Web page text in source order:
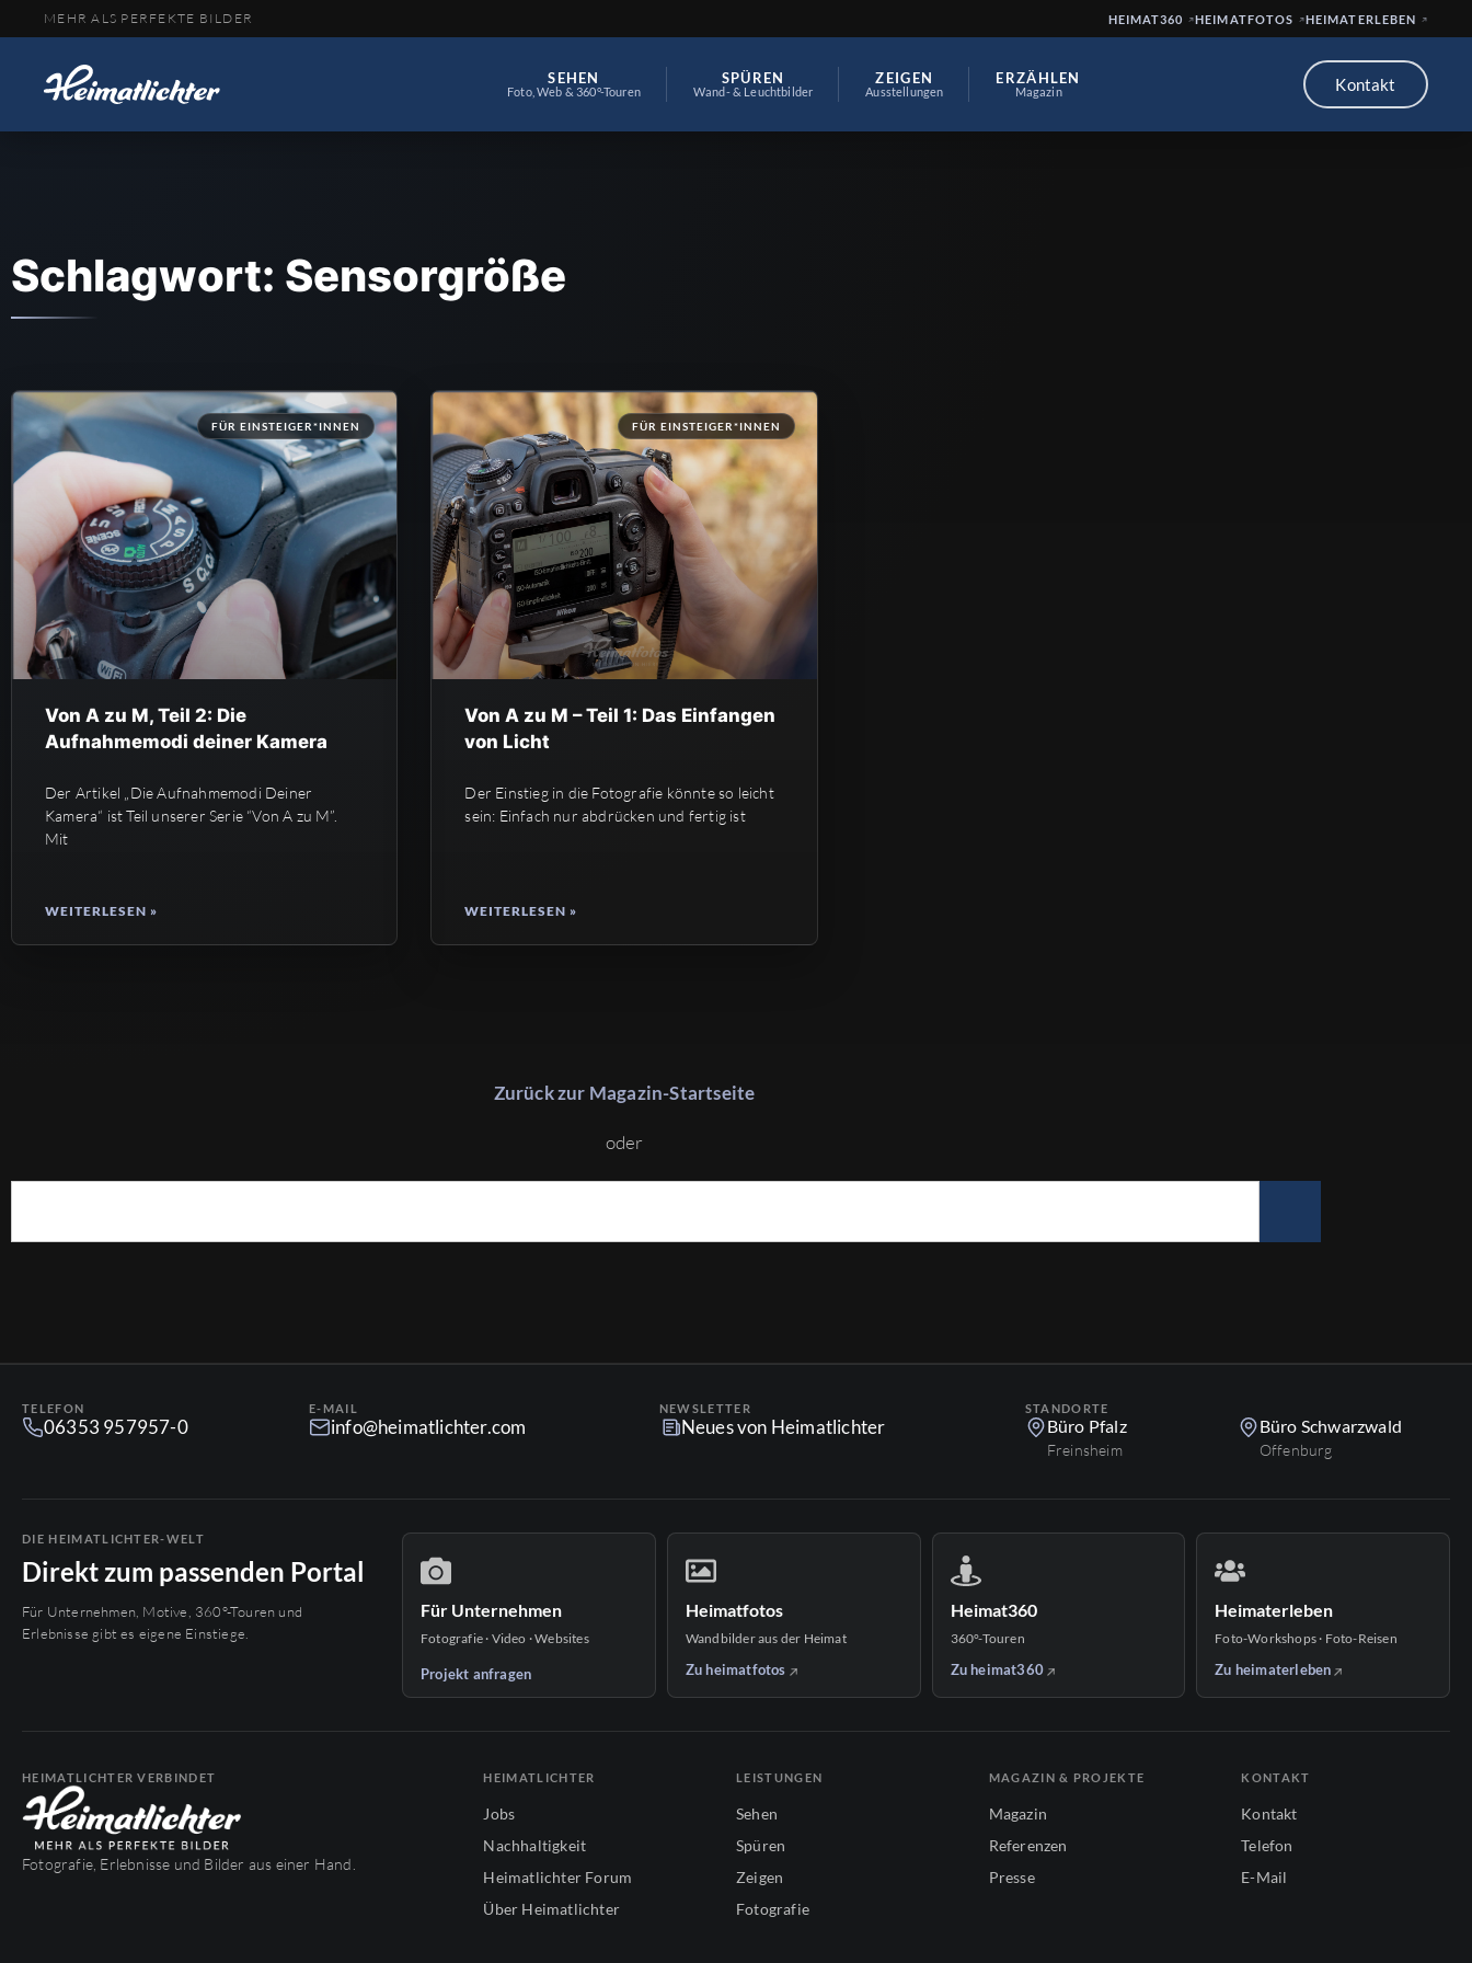
MEHR ALS PERFEKTE BILDER HEIMAT360 HEIMATFOTOS HEIMATERLEBEN
SEHEN
Foto, Web & 360°-Touren
SPÜREN
Wand- & Leuchtbilder
ZEIGEN
Ausstellungen
ERZÄHLEN
Magazin Kontakt
Schlagwort: Sensorgröße
FÜR EINSTEIGER*INNEN
Von A zu M, Teil 2: Die
Aufnahmemodi deiner Kamera
Der Artikel „Die Aufnahmemodi Deiner
Kamera“ ist Teil unserer Serie “Von A zu M”.
Mit
WEITERLESEN »
FÜR EINSTEIGER*INNEN
Von A zu M – Teil 1: Das Einfangen
von Licht
Der Einstieg in die Fotografie könnte so leicht
sein: Einfach nur abdrücken und fertig ist
WEITERLESEN »
Zurück zur Magazin-Startseite
oder
TELEFON
06353 957957-0
E-MAIL
info@heimatlichter.com
NEWSLETTER
Neues von Heimatlichter
STANDORTE
Büro Pfalz
Freinsheim
Büro Schwarzwald
Offenburg
DIE HEIMATLICHTER-WELT
Direkt zum passenden Portal
Für Unternehmen, Motive, 360°-Touren und
Erlebnisse gibt es eigene Einstiege.
Für Unternehmen
Fotografie · Video · Websites
Projekt anfragen
Heimatfotos
Wandbilder aus der Heimat
Zu heimatfotos
Heimat360
360°-Touren
Zu heimat360
Heimaterleben
Foto-Workshops · Foto-Reisen
Zu heimaterleben
HEIMATLICHTER VERBINDET
Fotografie, Erlebnisse und Bilder aus einer Hand.
HEIMATLICHTER
Jobs
Nachhaltigkeit
Heimatlichter Forum
Über Heimatlichter
LEISTUNGEN
Sehen
Spüren
Zeigen
Fotografie
MAGAZIN & PROJEKTE
Magazin
Referenzen
Presse
KONTAKT
Kontakt
Telefon
E-Mail